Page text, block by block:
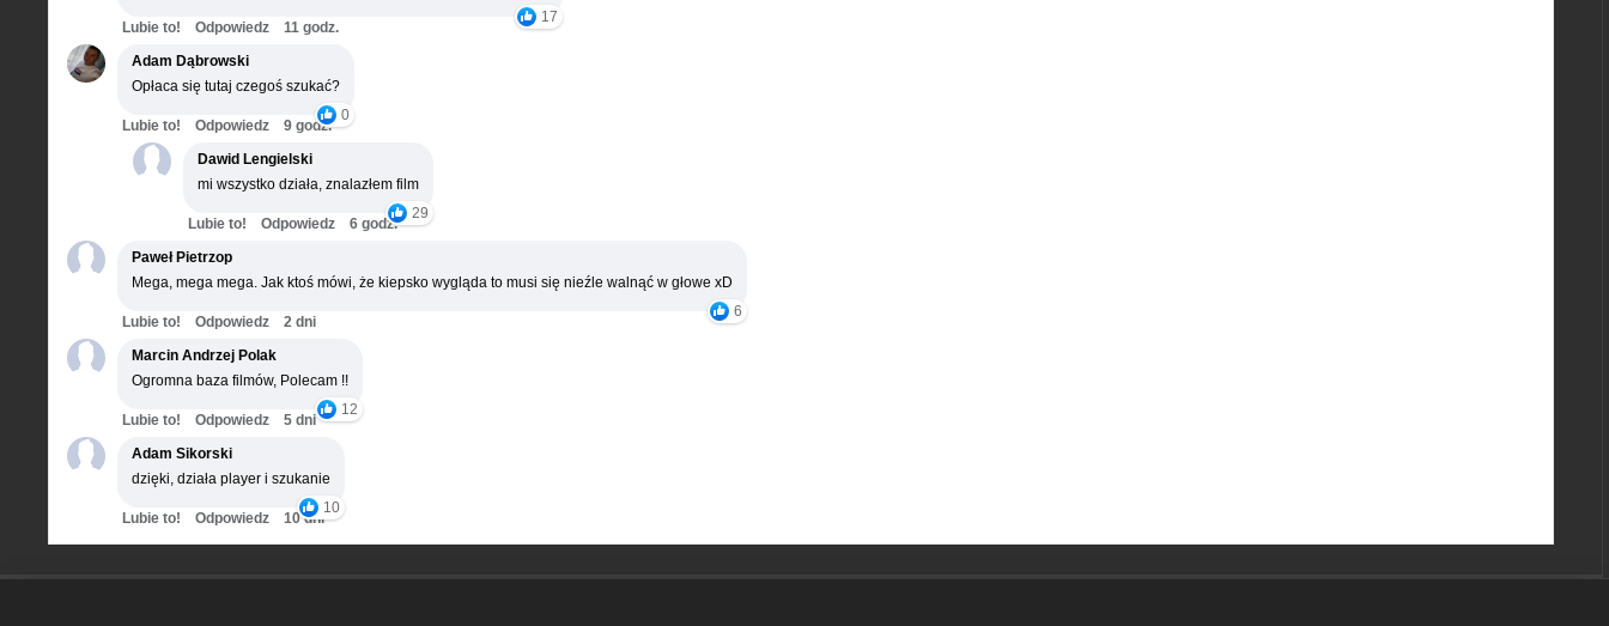
17
Lubie to! Odpowiedz
11 godz.
Adam Dąbrowski
Opłaca się tutaj czegoś szukać?
0
Lubie to! Odpowiedz
9 godz.
Dawid Lengielski
mi wszystko działa, znalazłem film
29
Lubie to! Odpowiedz
6 godz.
Paweł Pietrzop
Mega, mega mega. Jak ktoś mówi, że kiepsko wygląda to musi się nieźle walnąć w głowe xD
6
Lubie to! Odpowiedz
2 dni
Marcin Andrzej Polak
Ogromna baza filmów, Polecam !!
12
Lubie to! Odpowiedz
5 dni
Adam Sikorski
dzięki, działa player i szukanie
10
Lubie to! Odpowiedz 10 dni